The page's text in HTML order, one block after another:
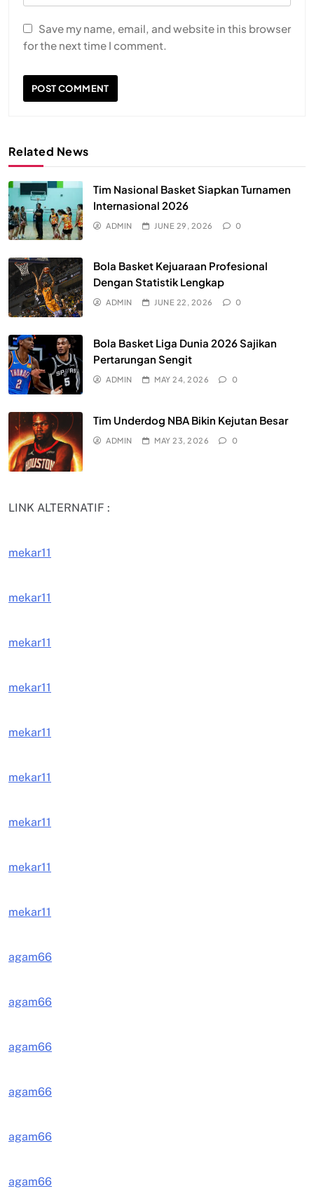
Save my name, email, and website in this browser
for the next time I comment.
Related News
Tim Nasional Basket Siapkan Turnamen
Internasional 2026
ADMIN JUNE 29, 2026 0
Bola Basket Kejuaraan Profesional
Dengan Statistik Lengkap
ADMIN JUNE 22, 2026 0
Bola Basket Liga Dunia 2026 Sajikan
Pertarungan Sengit
ADMIN MAY 24, 2026 0
Tim Underdog NBA Bikin Kejutan Besar
ADMIN MAY 23, 2026 0
LINK ALTERNATIF :
mekar11
mekar11
mekar11
mekar11
mekar11
mekar11
mekar11
mekar11
mekar11
agam66
agam66
agam66
agam66
agam66
agam66